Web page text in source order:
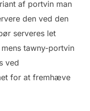
af portvin man
den ved den
serveres let
tawny-portvin
ved
for at fremhæve